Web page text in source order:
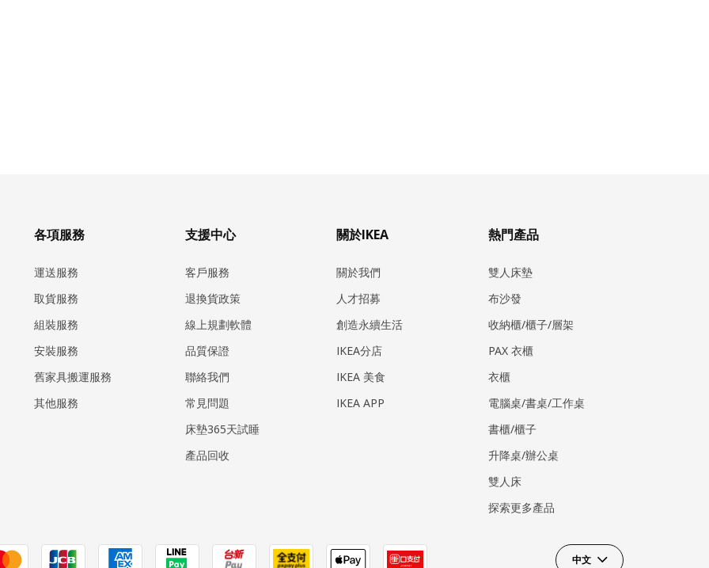
各項服務
運送服務
取貨服務
組裝服務
安裝服務
​舊家具搬運服務
其他服務
支援中心
客戶服務
退換貨政策
線上規劃軟體
品質保證
聯絡我們
常見問題
床墊365天試睡
產品回收
關於IKEA
關於我們
人才招募
創造永續生活
IKEA分店
IKEA 美食
IKEA APP
熱門產品
雙人床墊
布沙發
收納櫃/櫃子/層架
PAX 衣櫃
衣櫃
電腦桌/書桌/工作桌
書櫃/櫃子
升降桌/辦公桌
雙人床
探索更多產品
中文